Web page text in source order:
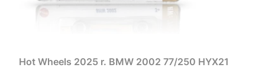
Hot Wheels 2025 r. BMW 2002 77/250 HYX21